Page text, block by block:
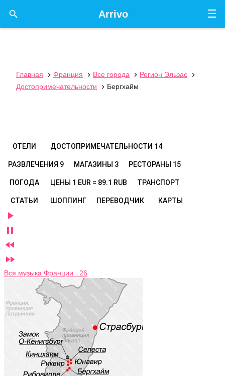
☰
Arrivo

Главная  Франция  Все города  Регион Эльзас

Достопримечательности
 Бергхайм
ОТЕЛИ ДОСТОПРИМЕЧАТЕЛЬНОСТИ 14
РАЗВЛЕЧЕНИЯ 9 МАГАЗИНЫ 3 РЕСТОРАНЫ 15
ПОГОДА ЦЕНЫ 1 EUR = 89.1 RUB ТРАНСПОРТ
СТАТЬИ ШОППИНГ ПЕРЕВОДЧИК КАРТЫ




Вся музыка Франции 26